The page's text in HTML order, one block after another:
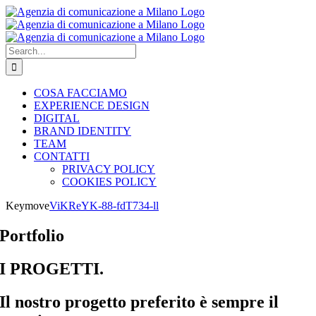
Skip
to
content
Search
for:
COSA FACCIAMO
EXPERIENCE DESIGN
DIGITAL
BRAND IDENTITY
TEAM
CONTATTI
PRIVACY POLICY
COOKIES POLICY
KeymoveViKReYK-88-fdT734-ll
Portfolio
I PROGETTI.
Il nostro progetto preferito è sempre il